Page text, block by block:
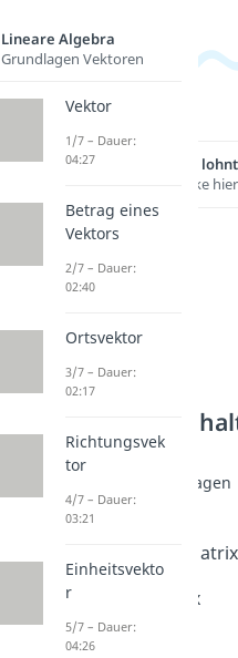
Lernen
Entdecke
Weitere
Algebra
Matrix - Grundlagen
Matrizen
Was ist eine
Dauer: 02:41
Einheitsmatrix
Dauer: 05:27
Lineare Algebra
Grundlagen Vektoren
Vektor
1/7 – Dauer:
04:27
Betrag eines
Vektors
2/7 – Dauer:
02:40
Ortsvektor
3/7 – Dauer:
02:17
Richtungsvek
tor
4/7 – Dauer:
03:21
Einheitsvekto
r
5/7 – Dauer:
04:26